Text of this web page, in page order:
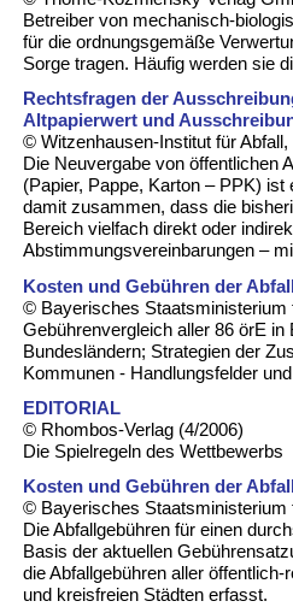
Betreiber von mechanisch-
für die ordnungsgemäße
Sorge tragen. Häufig werden sie
Rechtsfragen der
Altpapierwert und
© Witzenhausen-Institut für
Die Neuvergabe von öffentlichen
(Papier, Pappe, Karton – PPK)
damit zusammen, dass die
Bereich vielfach direkt oder
Abstimmungsvereinbarungen –
Kosten und Gebühren der
© Bayerisches Staatsministerium
Gebührenvergleich aller 86 örE in
Bundesländern; Strategien der
Kommunen - Handlungsfelder
EDITORIAL
© Rhombos-Verlag (4/2006)
Die Spielregeln des Wettbewerbs
Kosten und Gebühren der
© Bayerisches Staatsministerium
Die Abfallgebühren für einen
Basis der aktuellen
die Abfallgebühren aller
und kreisfreien Städten erfasst.